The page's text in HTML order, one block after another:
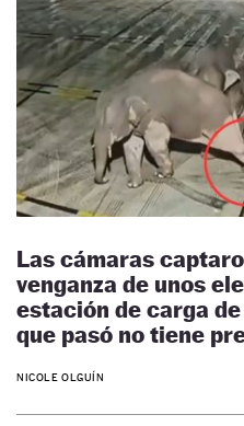
Las cámaras
venganza de unos
estación de carga
que pasó no tiene
NICOLE OLGUÍN